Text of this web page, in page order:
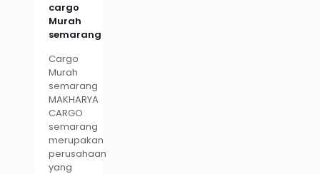
cargo
Murah
semarang
Cargo
Murah
semarang
MAKHARYA
CARGO
semarang
merupakan
perusahaan
yang